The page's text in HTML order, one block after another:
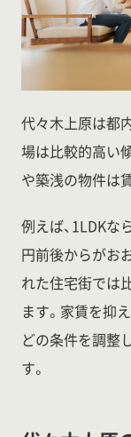
代々木上原は都
場は比較的高い
や築浅の物件は
例えば、1LDKな
円前後からがお
れた住宅街では
ます。家賃を抑
どの条件を調整
す。